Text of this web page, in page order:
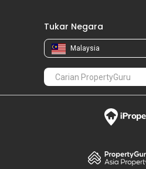
Tukar Negara
Malaysia